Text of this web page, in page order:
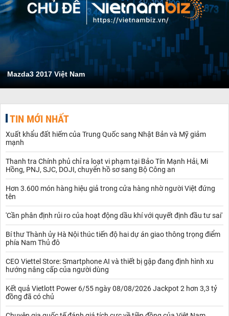
Mazda3 2017 Việt Nam
TIN MỚI NHẤT
Xuất khẩu đất hiếm của Trung Quốc sang Nhật Bản và Mỹ giảm
mạnh
Thanh tra Chính phủ chỉ ra loạt vi phạm tại Bảo Tín Mạnh Hải, Mi
Hồng, PNJ, SJC, DOJI, chuyển hồ sơ sang Bộ Công an
Hơn 3.600 món hàng hiệu giả trong cửa hàng nhờ người Việt đứng
tên
'Cần phân định rủi ro của hoạt động dầu khí với quyết định đầu tư sai'
Bí thư Thành ủy Hà Nội thúc tiến độ hai dự án giao thông trọng điểm
phía Nam Thủ đô
CEO Viettel Store: Smartphone AI và thiết bị gập đang định hình xu
hướng nâng cấp của người dùng
Kết quả Vietlott Power 6/55 ngày 08/08/2026 Jackpot 2 hơn 3,3 tỷ
đồng đã có chủ